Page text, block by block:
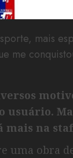
mais
me
usuário.
mais na
uma obra